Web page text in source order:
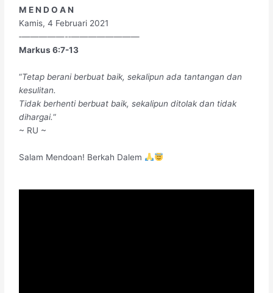
M E N D O A N
Kamis, 4 Februari 2021
‐—————-‐————————
Markus 6:7-13
“Tetap berani berbuat baik, sekalipun ada tantangan dan
kesulitan.
Tidak berhenti berbuat baik, sekalipun ditolak dan tidak
dihargai.“
~ RU ~
Salam Mendoan! Berkah Dalem